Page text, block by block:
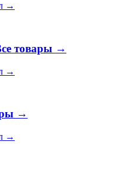
→
товары →
→
→
→